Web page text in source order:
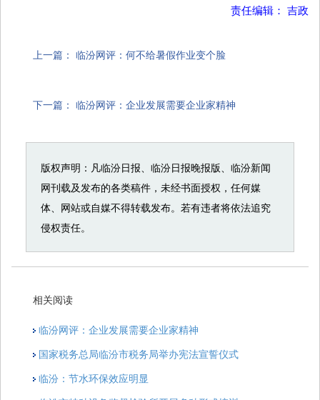
责任编辑： 吉政
上一篇： 临汾网评：何不给暑假作业变个脸
下一篇： 临汾网评：企业发展需要企业家精神
版权声明：凡临汾日报、临汾日报晚报版、临汾新闻
网刊载及发布的各类稿件，未经书面授权，任何媒
体、网站或自媒不得转载发布。若有违者将依法追究
侵权责任。
相关阅读
临汾网评：企业发展需要企业家精神
国家税务总局临汾市税务局举办宪法宣誓仪式
临汾：节水环保效应明显